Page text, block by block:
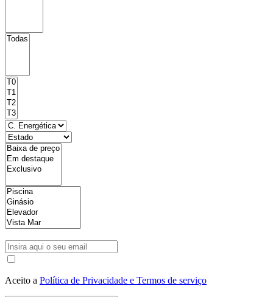
Aceito a Política de Privacidade e Termos de serviço